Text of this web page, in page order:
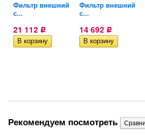
Фильтр внешний
с...
21 112 Р
Фильтр внешний
с...
14 692 Р
Рекомендуем посмотреть